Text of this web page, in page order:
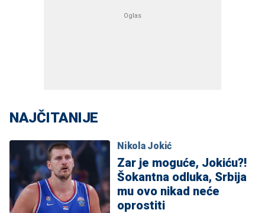
NAJČITANIJE
Nikola Jokić
Zar je moguće, Jokiću?!
Šokantna odluka, Srbija
mu ovo nikad neće
oprostiti